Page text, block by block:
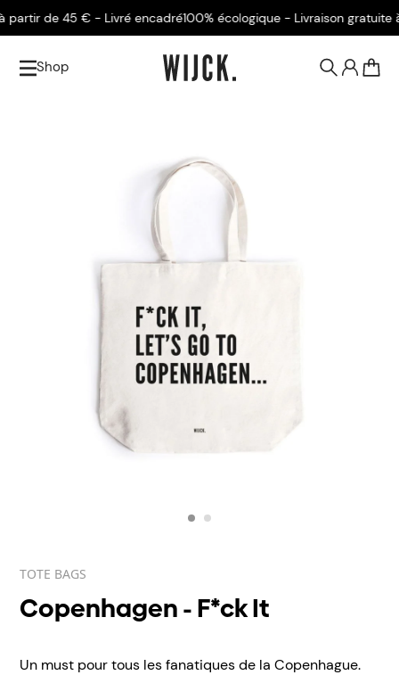
de 45 € - Livré encadré100% écologique - Livraison gratuite à
Shop
TOTE BAGS
Copenhagen - F*ck It
Un must pour tous les fanatiques de la Copenhague.